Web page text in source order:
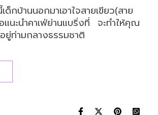
กบ้านนอกมาเอาใจสายเขียว(สาย
นะนำคาเฟ่ย่านแบริ่งที่ จะทำให้คุณ
ยู่ท่ามกลางธรรมชาติ